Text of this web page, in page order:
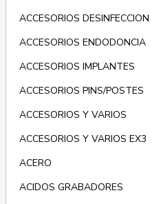
ACCESORIOS DESINFECCION
ACCESORIOS ENDODONCIA
ACCESORIOS IMPLANTES
ACCESORIOS PINS/POSTES
ACCESORIOS Y VARIOS
ACCESORIOS Y VARIOS EX3
ACERO
ACIDOS GRABADORES